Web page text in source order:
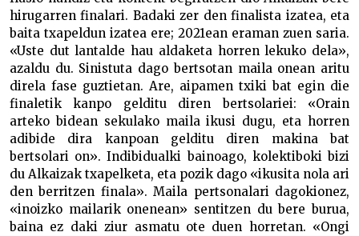
hirugarren finalari. Badaki zer den finalista izatea, eta
baita txapeldun izatea ere; 2021ean eraman zuen saria.
«Uste dut lantalde hau aldaketa horren lekuko dela»,
azaldu du. Sinistuta dago bertsotan maila onean aritu
direla fase guztietan. Are, aipamen txiki bat egin die
finaletik kanpo gelditu diren bertsolariei: «Orain
arteko bidean sekulako maila ikusi dugu, eta horren
adibide dira kanpoan gelditu diren makina bat
bertsolari on». Indibidualki bainoago, kolektiboki bizi
du Alkaizak txapelketa, eta pozik dago «ikusita nola ari
den berritzen finala». Maila pertsonalari dagokionez,
«inoizko mailarik onenean» sentitzen du bere burua,
baina ez daki ziur asmatu ote duen horretan. «Ongi